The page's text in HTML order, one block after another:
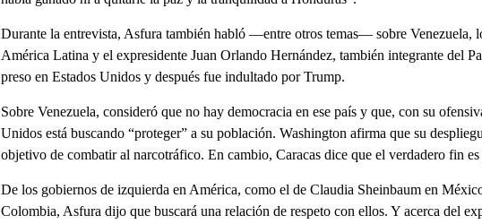
Durante la entrevista, Asfura también habló —entre otros temas— sobre Venezuela,
América Latina y el expresidente Juan Orlando Hernández, también integrante del
preso en Estados Unidos y después fue indultado por Trump.
Sobre Venezuela, consideró que no hay democracia en ese país y que, con su
Unidos está buscando “proteger” a su población. Washington afirma que su
objetivo de combatir al narcotráfico. En cambio, Caracas dice que el verdadero fin
De los gobiernos de izquierda en América, como el de Claudia Sheinbaum en
Colombia, Asfura dijo que buscará una relación de respeto con ellos. Y acerca del